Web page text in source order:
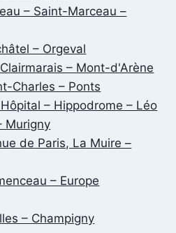
– Saint-Marceau –
– Orgeval
– Mont-d'Arène
Charles – Ponts
– Hippodrome – Léo
Murigny
de Paris, La Muire –
– Europe
– Champigny